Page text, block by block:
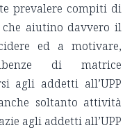
prevalere compiti di
aiutino davvero il
ed a motivare,
di matrice
agli addetti all’UPP
soltanto attività
agli addetti all’UPP